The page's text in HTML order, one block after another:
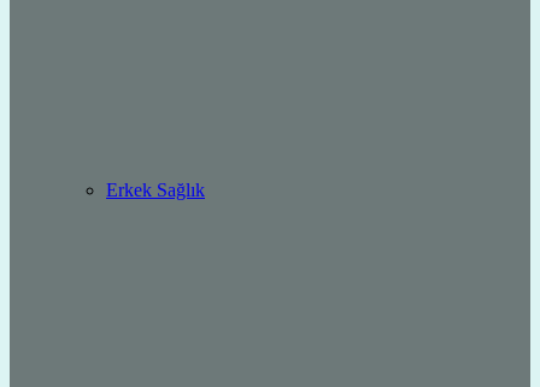
Erkek Sağlık